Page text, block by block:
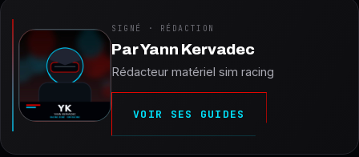
SIGNÉ · RÉDACTION
ParYann Kervadec
Rédacteur matériel sim racing
VOIR SES GUIDES